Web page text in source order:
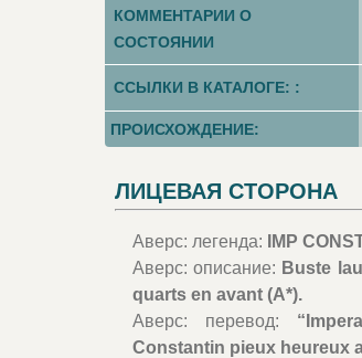
КОММЕНТАРИИ О
СОСТОЯНИИ
ССЫЛКИ В КАТАЛОГЕ: :
ПРОИСХОЖДЕНИЕ:
ЛИЦЕВАЯ СТОРОНА
Аверс: легенда:
IMP
Аверс: описание: Buste
quarts en avant (A*).
Аверс: перевод:
Constantin pieux heureux